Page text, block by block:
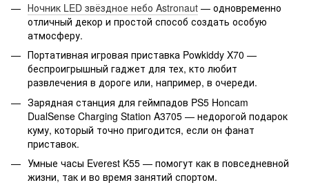
Ночник LED звёздное небо Astronaut — одновременно
отличный декор и простой способ создать особую
атмосферу.
Портативная игровая приставка Powkiddy X70 —
беспроигрышный гаджет для тех, кто любит
развлечения в дороге или, например, в очереди.
Зарядная станция для геймпадов PS5 Honcam
DualSense Charging Station A3705 — недорогой подарок
куму, который точно пригодится, если он фанат
приставок.
Умные часы Everest K55 — помогут как в повседневной
жизни, так и во время занятий спортом.